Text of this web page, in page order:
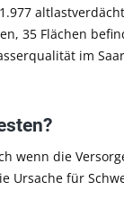
35 Flächen
im
wenn die
Ursache für